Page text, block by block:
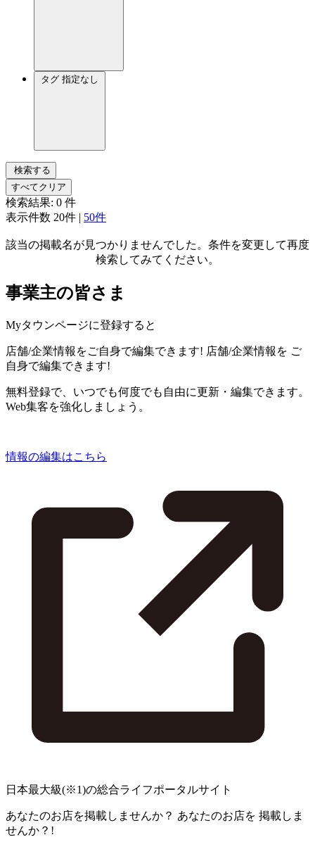
タグ 指定なし
検索する
すべてクリア
検索結果: 0 件
表示件数 20件 | 50件
該当の掲載名が見つかりませんでした。条件を変更して再度
検索してみてください。
事業主の皆さま
Myタウンページに登録すると
店舗/企業情報をご自身で編集できます! 店舗/企業情報を ご
自身で編集できます!
無料登録で、いつでも何度でも自由に更新・編集できます。
Web集客を強化しましょう。
情報の編集はこちら
日本最大級(※1)の総合ライフポータルサイト
あなたのお店を掲載しませんか？ あなたのお店を 掲載しま
せんか？!